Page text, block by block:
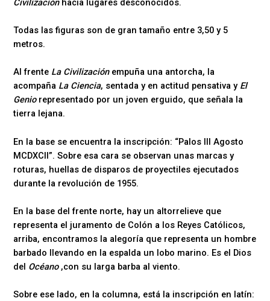
Civilizaciónhacia lugares desconocidos.
Todas las figuras son de gran tamaño entre 3,50 y 5
metros.
Al frente La Civilizaciónempuña una antorcha, la
acompaña La Ciencia, sentada y en actitud pensativa y El
Geniorepresentado por un joven erguido, que señala la
tierra lejana.
En la base se encuentra la inscripción: “Palos III Agosto
MCDXCII”. Sobre esa cara se observan unas marcas y
roturas, huellas de disparos de proyectiles ejecutados
durante la revolución de 1955.
En la base del frente norte, hay un altorrelieve que
representa el juramento de Colón a los Reyes Católicos,
arriba, encontramos la alegoría que representa un hombre
barbado llevando en la espalda un lobo marino. Es el Dios
del Océano,con su larga barba al viento.
Sobre ese lado, en la columna, está la inscripción en latín: